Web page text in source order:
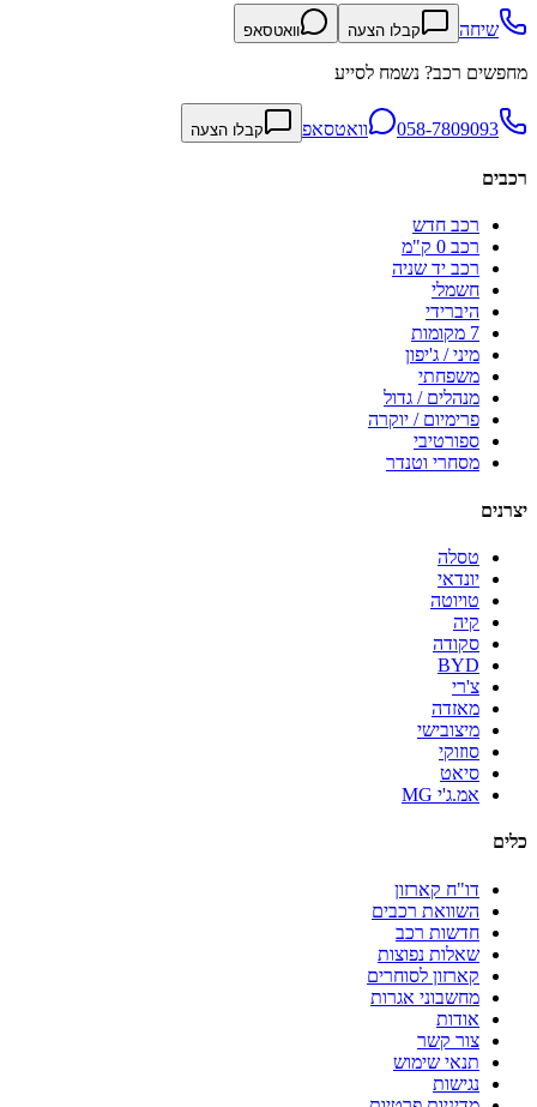
שיחה קבלו הצעה וואטסאפ
מחפשים רכב? נשמח לסייע
058-7809093 וואטסאפ קבלו הצעה
רכבים
רכב חדש
רכב 0 ק"מ
רכב יד שניה
חשמלי
היברידי
7 מקומות
מיני / ג'יפון
משפחתי
מנהלים / גדול
פרימיום / יוקרה
ספורטיבי
מסחרי וטנדר
יצרנים
טסלה
יונדאי
טויוטה
קיה
סקודה
BYD
צ'רי
מאזדה
מיצובישי
סוזוקי
סיאט
אמ.ג'י MG
כלים
דו"ח קארזון
השוואת רכבים
חדשות רכב
שאלות נפוצות
קארזון לסוחרים
מחשבוני אגרות
אודות
צור קשר
תנאי שימוש
נגישות